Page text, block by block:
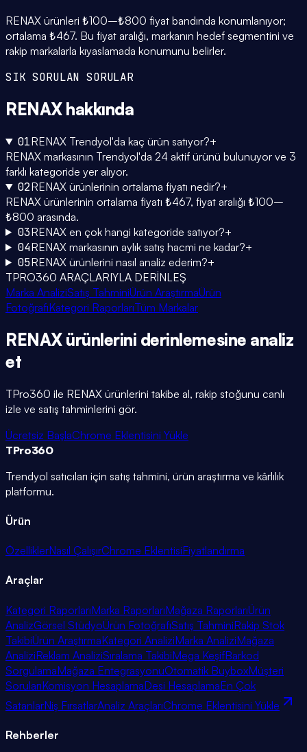
RENAX ürünleri ₺100–₺800 fiyat bandında konumlanıyor;
ortalama ₺467. Bu fiyat aralığı, markanın hedef segmentini ve
rakip markalarla kıyaslamada konumunu belirler.
SIK SORULAN SORULAR
RENAXhakkında
01RENAX Trendyol'da kaç ürün satıyor?+
RENAX markasının Trendyol'da 24 aktif ürünü bulunuyor ve 3
farklı kategoride yer alıyor.
02RENAX ürünlerinin ortalama fiyatı nedir?+
RENAX ürünlerinin ortalama fiyatı ₺467, fiyat aralığı ₺100–
₺800 arasında.
03RENAX en çok hangi kategoride satıyor?+
04RENAX markasının aylık satış hacmi ne kadar?+
05RENAX ürünlerini nasıl analiz ederim?+
TPRO360 ARAÇLARIYLA DERİNLEŞ
Marka AnaliziSatış TahminiÜrün AraştırmaÜrün
FotoğrafıKategori RaporlarıTüm Markalar
RENAXürünlerini derinlemesine analiz
et
TPro360 ile RENAX ürünlerini takibe al, rakip stoğunu canlı
izle ve satış tahminlerini gör.
Ücretsiz BaşlaChrome Eklentisini Yükle
TPro360
Trendyol satıcıları için satış tahmini, ürün araştırma ve kârlılık
platformu.
Ürün
ÖzelliklerNasıl ÇalışırChrome EklentisiFiyatlandırma
Araçlar
Kategori RaporlarıMarka RaporlarıMağaza RaporlarıÜrün
AnalizGörsel StüdyoÜrün FotoğrafıSatış TahminiRakip Stok
TakibiÜrün AraştırmaKategori AnaliziMarka AnaliziMağaza
AnaliziReklam AnaliziSıralama TakibiMega KeşifBarkod
SorgulamaMağaza EntegrasyonuOtomatik BuyboxMüşteri
SorularıKomisyon HesaplamaDesi HesaplamaEn Çok
SatanlarNiş FırsatlarAnaliz AraçlarıChrome Eklentisini Yükle
Rehberler